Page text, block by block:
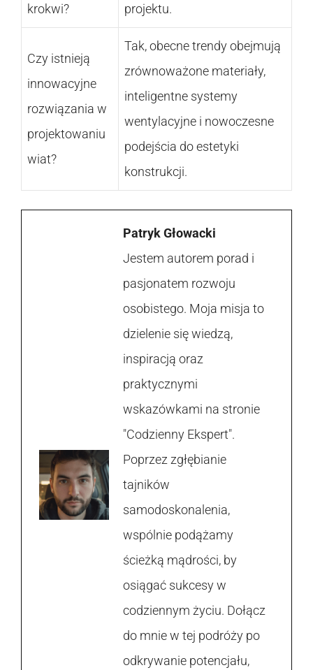
krokwi?
projektu.
Czy istnieją
innowacyjne
rozwiązania w
projektowaniu
wiat?
Tak, obecne trendy obejmują
zrównoważone materiały,
inteligentne systemy
wentylacyjne i nowoczesne
podejścia do estetyki
konstrukcji.
Patryk Głowacki
Jestem autorem porad i
pasjonatem rozwoju
osobistego. Moja misja to
dzielenie się wiedzą,
inspiracją oraz
praktycznymi
wskazówkami na stronie
"Codzienny Ekspert".
Poprzez zgłębianie
tajników
samodoskonalenia,
wspólnie podążamy
ścieżką mądrości, by
osiągać sukcesy w
codziennym życiu. Dołącz
do mnie w tej podróży po
odkrywanie potencjału,